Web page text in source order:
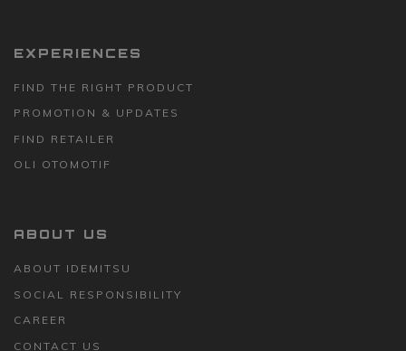
EXPERIENCES
FIND THE RIGHT PRODUCT
PROMOTION & UPDATES
FIND RETAILER
OLI OTOMOTIF
ABOUT US
ABOUT IDEMITSU
SOCIAL RESPONSIBILITY
CAREER
CONTACT US